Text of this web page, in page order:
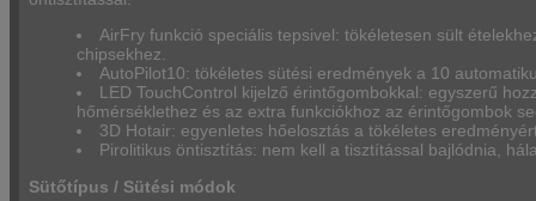
AirFry funkció speciális tepsivel: tökéletesen sült
chipsekhez.
AutoPilot10: tökéletes sütési eredmények a 10
LED TouchControl kijelző érintőgombokkal: egyszerű
hőmérséklethez és az extra funkciókhoz az érintőgombok
3D Hotair: egyenletes hőelosztás a tökéletes
Pirolitikus öntisztítás: nem kell a tisztítással bajlódnia,
Sütőtípus / Sütési módok